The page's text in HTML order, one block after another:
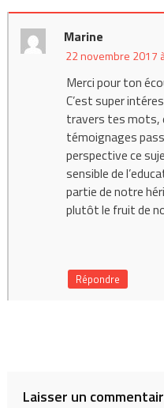
Marine
22 novembre 2017
Merci pour ton
C’est super
travers tes mots,
témoignages
perspective ce
sensible de
partie de notre
plutôt le fruit de
Répondre
Laisser un